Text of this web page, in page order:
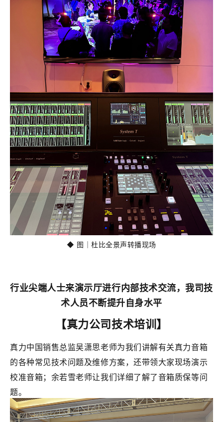
◆ 图｜杜比全景声转播现场
行业尖端人士来演示厅进行内部技术交流，我司技
术人员不断提升自身水平
【真力公司技术培训】
真力中国销售总监吴潇思老师为我们讲解有关真力音箱
的各种常见技术问题及维修方案，还带领大家现场演示
校准音箱；余若雪老师让我们详细了解了音箱质保等问
题。